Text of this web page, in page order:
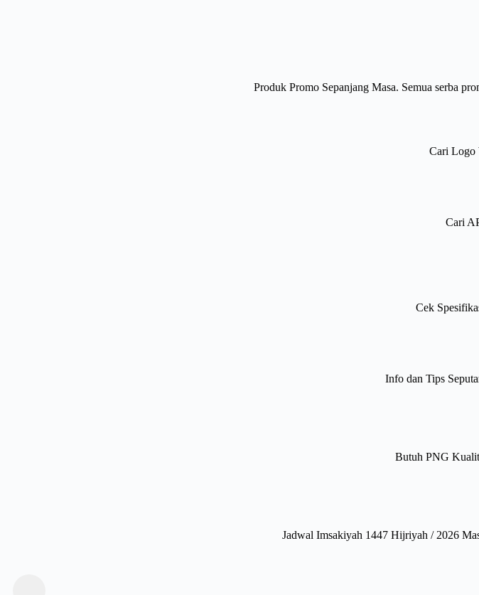
Produk Promo Sepanjang Masa. Semua serba
Cari Logo
Cari
Cek
Info dan Tips
Butuh PNG
Jadwal Imsakiyah 1447 Hijriyah / 2026